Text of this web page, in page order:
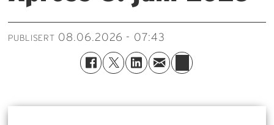
PUBLISERT 08.06.2026 - 07:43